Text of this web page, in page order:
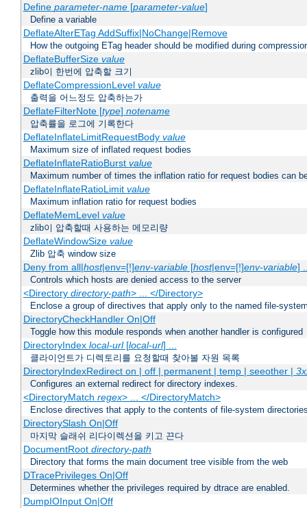
Define parameter-name[parameter-value]
Define a variable
DeflateAlterETag AddSuffix|NoChange|Remove
How the outgoing ETag header should be modified during
DeflateBufferSize value
zlib이 한번에 압축할 크기
DeflateCompressionLevel value
출력을 어느정도 압축하는가
DeflateFilterNote [type] notename
압축률을 로그에 기록한다
DeflateInflateLimitRequestBody value
Maximum size of inflated request bodies
DeflateInflateRatioBurst value
Maximum number of times the inflation ratio for request bodies can
DeflateInflateRatioLimit value
Maximum inflation ratio for request bodies
DeflateMemLevel value
zlib이 압축할때 사용하는 메모리량
DeflateWindowSize value
Zlib 압축 window size
Deny from all|host|env=[!]env-variable[host|env=[!]env-variable]
Controls which hosts are denied access to the server
<Directory directory-path> ... </Directory>
Enclose a group of directives that apply only to the named file-
DirectoryCheckHandler On|Off
Toggle how this module responds when another handler is configured
DirectoryIndex local-url[local-url] ...
클라이언트가 디렉토리를 요청할때 찾아볼 자원 목록
DirectoryIndexRedirect on | off | permanent | temp | seeother |
Configures an external redirect for directory indexes.
<DirectoryMatch regex> ... </DirectoryMatch>
Enclose directives that apply to the contents of file-system
DirectorySlash On|Off
마지막 슬래쉬 리다이렉션을 키고 끈다
DocumentRoot directory-path
Directory that forms the main document tree visible from the web
DTracePrivileges On|Off
Determines whether the privileges required by dtrace are enabled.
DumpIOInput On|Off